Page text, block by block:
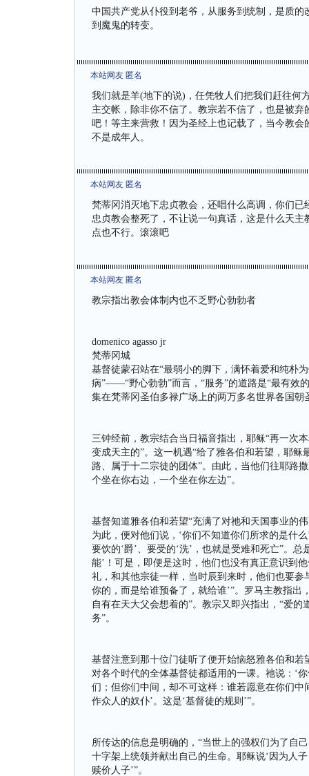
中国共产党从仆役到老爷，从服务到统制，是质
到魔鬼的转变。
本站网友 匿名
我们就是羊(地下的说)，任凭牧人们把我们赶往何
主交帐，除非你不信了。教宗若不信了，也是被
吧！等主来营救！因为圣经上也记载了，当今教
不是成年人。
本站网友 匿名
梵蒂冈消灭地下忠贞教会，还唱什么高调，你们
忠贞教会整死了，不让说一句真话，这是什么天
点也不行。滚滚吧
本站网友 匿名
教宗指出教会体制内也不乏野心勃勃者
domenico agasso jr
梵蒂冈城
基督徒蒙召站在“最弱小的脚下，满怀着爱和纯朴
病”——“野心勃勃”而言，“服务”的道路是“最有效
集在梵蒂冈圣伯多禄广场上的两万多名世界各国朝
三钟经前，教宗结合当日福音指出，耶稣“再一次
变成天主的”。这一机遇“给了雅各伯和若望，耶
路、属于十二宗徒的团体”。由此，当他们往耶路
个坐在你右边，一个坐在你左边”。
基督知道雅各伯和若望“充满了对祂和天国事业的
为此，便对他们说，‘你们不知道你们所求的是什
要饮的‘爵’、要受的‘洗’，也就是受难和死亡”。
能’！可是，即便是这时，他们也没有真正意识到
礼，和其他宗徒一样，当时辰到来时，他们也要
你的，而是给谁预备了，就给谁’”。罗马主教指
自有在天大父会想着的”。教宗又即兴指出，“爱
务”。
基督注意到那十位门徒听了便开始恼怒雅各伯和
对各个时代的全体基督徒都适用的一课。祂说：‘
们；但你们中间，却不可这样：谁若愿意在你们
作众人的奴仆’。这是‘基督徒的规则’”。
所传达的信息是明确的，“当世上的强权们为了自
十字架上统领并献出自己的生命。耶稣说‘因为人
赎价人子’”。